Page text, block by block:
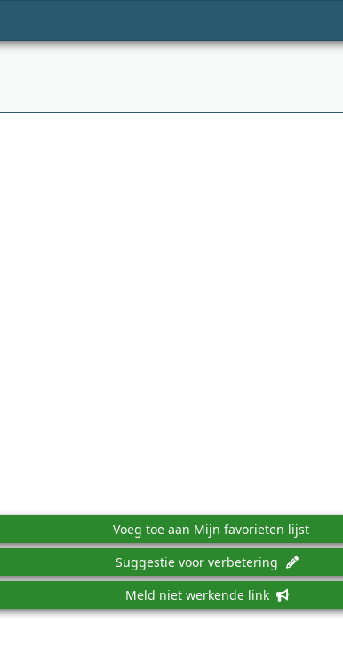
Voeg toe aan Mijn favorieten lijst
Suggestie voor verbetering
Meld niet werkende link